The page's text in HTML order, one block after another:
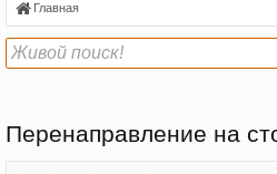
Главная
Перенаправление на